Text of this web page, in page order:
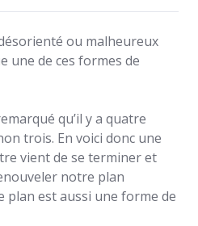
ou malheureux
une de ces formes de
qu’il y a quatre
trois. En voici donc une
vient de se terminer et
notre plan
plan est aussi une forme de